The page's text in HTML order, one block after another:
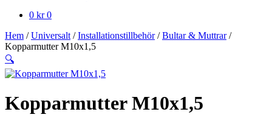
0 kr 0
Hem /Universalt /Installationstillbehör/Bultar & Muttrar/
Kopparmutter M10x1,5
🔍
Kopparmutter M10x1,5